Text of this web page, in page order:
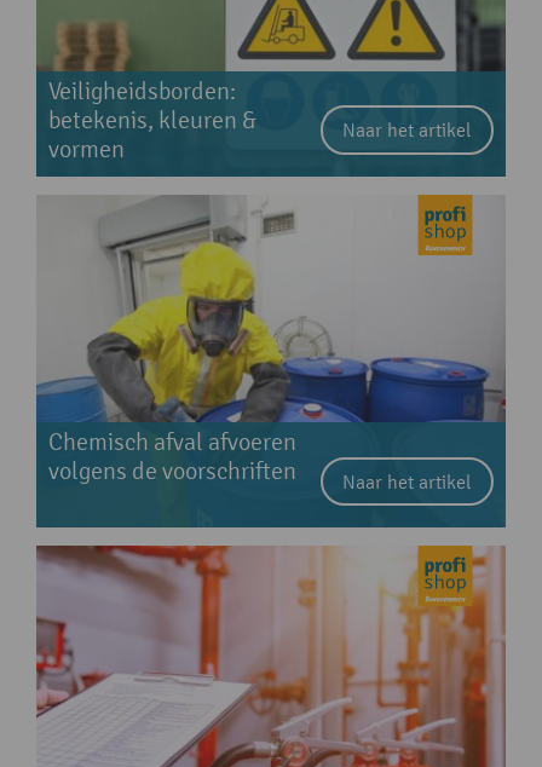
Veiligheidsborden:
betekenis, kleuren &
vormen
Naar het artikel
Chemisch afval afvoeren
volgens de voorschriften
Naar het artikel